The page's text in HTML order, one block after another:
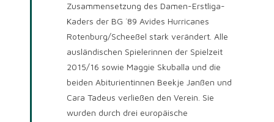
Zusammensetzung des Damen-Erstliga-
Kaders der BG ´89 Avides Hurricanes
Rotenburg/Scheeßel stark verändert. Alle
ausländischen Spielerinnen der Spielzeit
2015/16 sowie Maggie Skuballa und die
beiden Abiturientinnen Beekje Janßen und
Cara Tadeus verließen den Verein. Sie
wurden durch drei europäische